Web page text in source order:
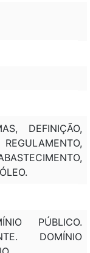
DEFINIÇÃO,
PÚBLICO.
DOMÍNIO